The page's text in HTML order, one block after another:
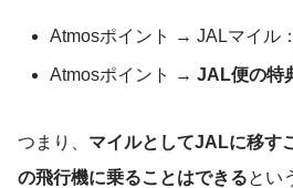
Atmosポイント → JALマイル
Atmosポイント →JAL便の特
つまり、 マイルとしてJALに移す
の飛行機に乗ることはできるとい